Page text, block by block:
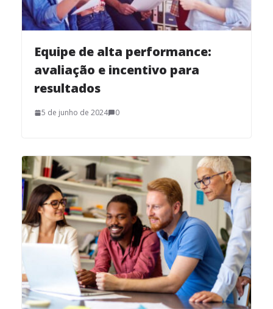
Equipe de alta performance:
avaliação e incentivo para
resultados
5 de junho de 2024 0